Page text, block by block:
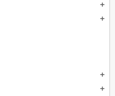
add
add
add
add